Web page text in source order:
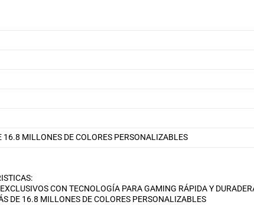
MILLONES DE COLORES PERSONALIZABLES
CON TECNOLOGÍA PARA GAMING RÁPIDA Y
DE 16.8 MILLONES DE COLORES PERSONALIZABLES